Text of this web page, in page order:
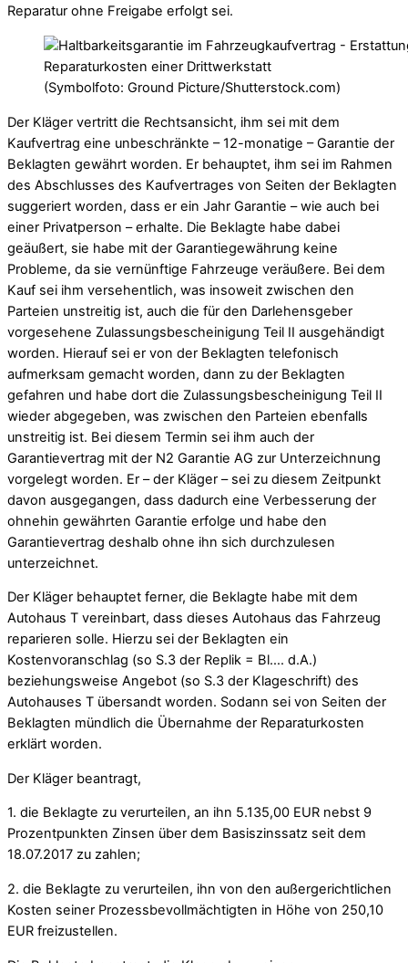
Reparatur ohne Freigabe erfolgt sei.
(Symbolfoto: Ground Picture/Shutterstock.com)
Der Kläger vertritt die Rechtsansicht, ihm sei mit dem
Kaufvertrag eine unbeschränkte – 12-monatige – Garantie der
Beklagten gewährt worden. Er behauptet, ihm sei im Rahmen
des Abschlusses des Kaufvertrages von Seiten der Beklagten
suggeriert worden, dass er ein Jahr Garantie – wie auch bei
einer Privatperson – erhalte. Die Beklagte habe dabei
geäußert, sie habe mit der Garantiegewährung keine
Probleme, da sie vernünftige Fahrzeuge veräußere. Bei dem
Kauf sei ihm versehentlich, was insoweit zwischen den
Parteien unstreitig ist, auch die für den Darlehensgeber
vorgesehene Zulassungsbescheinigung Teil II ausgehändigt
worden. Hierauf sei er von der Beklagten telefonisch
aufmerksam gemacht worden, dann zu der Beklagten
gefahren und habe dort die Zulassungsbescheinigung Teil II
wieder abgegeben, was zwischen den Parteien ebenfalls
unstreitig ist. Bei diesem Termin sei ihm auch der
Garantievertrag mit der N2 Garantie AG zur Unterzeichnung
vorgelegt worden. Er – der Kläger – sei zu diesem Zeitpunkt
davon ausgegangen, dass dadurch eine Verbesserung der
ohnehin gewährten Garantie erfolge und habe den
Garantievertrag deshalb ohne ihn sich durchzulesen
unterzeichnet.
Der Kläger behauptet ferner, die Beklagte habe mit dem
Autohaus T vereinbart, dass dieses Autohaus das Fahrzeug
reparieren solle. Hierzu sei der Beklagten ein
Kostenvoranschlag (so S.3 der Replik = Bl…. d.A.)
beziehungsweise Angebot (so S.3 der Klageschrift) des
Autohauses T übersandt worden. Sodann sei von Seiten der
Beklagten mündlich die Übernahme der Reparaturkosten
erklärt worden.
Der Kläger beantragt,
1. die Beklagte zu verurteilen, an ihn 5.135,00 EUR nebst 9
Prozentpunkten Zinsen über dem Basiszinssatz seit dem
18.07.2017 zu zahlen;
2. die Beklagte zu verurteilen, ihn von den außergerichtlichen
Kosten seiner Prozessbevollmächtigten in Höhe von 250,10
EUR freizustellen.